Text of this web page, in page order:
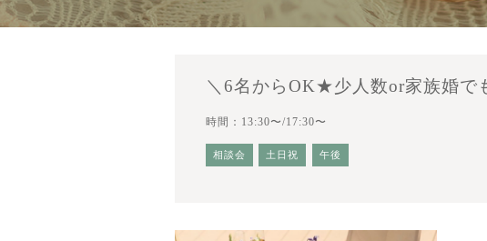
＼6名からOK★少人数or家族婚で
時間：13:30〜/17:30〜
相談会 土日祝 午後